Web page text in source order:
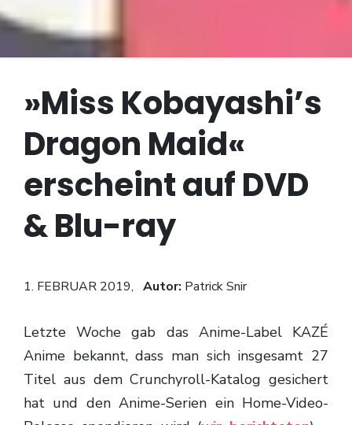
»Miss Kobayashi’s
Dragon Maid«
erscheint auf DVD
& Blu-ray
1. FEBRUAR 2019, Autor: Patrick Snir
Letzte Woche gab das Anime-Label KAZÉ
Anime bekannt, dass man sich insgesamt 27
Titel aus dem Crunchyroll-Katalog gesichert
hat und den Anime-Serien ein Home-Video-